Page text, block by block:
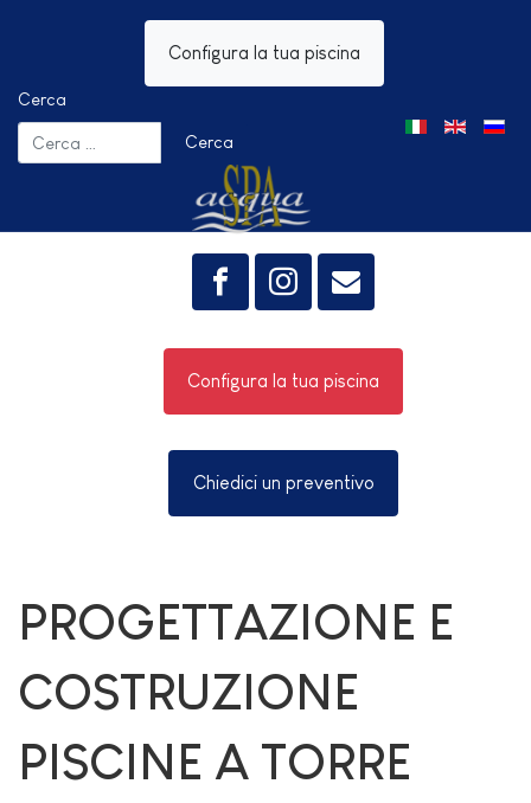
Configura la tua piscina
Cerca
Cerca
Seleziona la tua
Configura la tua piscina
Chiedici un preventivo
PROGETTAZIONE E
COSTRUZIONE
PISCINE A TORRE